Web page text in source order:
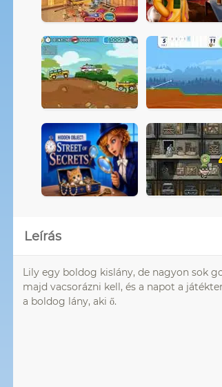
Leírás
Lily egy boldog kislány, de nagyon sok
majd vacsorázni kell, és a napot a
a boldog lány, aki ő.